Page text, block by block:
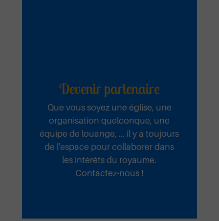
Devenir partenaire
Que vous soyez une église, une
organisation quelconque, une
équipe de louange, ... il y a toujours
de l'espace pour collaborer dans
les intérêts du royaume.
Contactez-nous !